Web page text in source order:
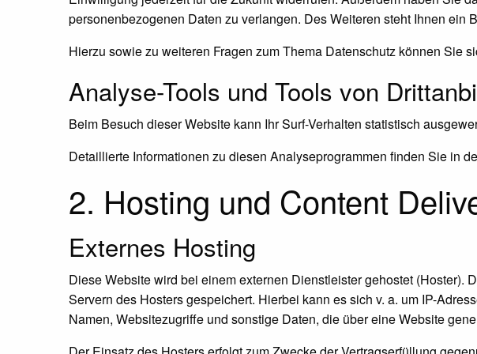
personenbezogenen Daten zu verlangen. Des Weiteren steht Ihnen
Hierzu sowie zu weiteren Fragen zum Thema Datenschutz können Sie
Analyse-Tools und Tools von
Beim Besuch dieser Website kann Ihr Surf-Verhalten statistisch
Detaillierte Informationen zu diesen Analyseprogrammen finden Sie in
2. Hosting und Content
Externes Hosting
Diese Website wird bei einem externen Dienstleister gehostet
Servern des Hosters gespeichert. Hierbei kann es sich v. a. um IP-
Namen, Websitezugriffe und sonstige Daten, die über eine Website